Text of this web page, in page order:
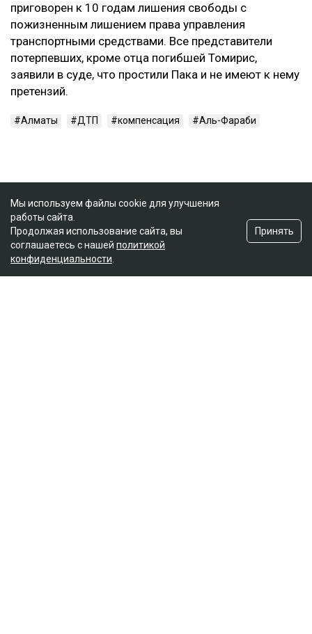
приговорен к 10 годам лишения свободы с
пожизненным лишением права управления
транспортными средствами. Все представители
потерпевших, кроме отца погибшей Томирис,
заявили в суде, что простили Пака и не имеют к нему
претензий.
Алматы ДТП компенсация Аль-Фараби
Мы используем файлы cookie для улучшения
работы сайта.
Продолжая использование сайта, вы
соглашаетесь с нашей политикой
конфиденциальности
Принять